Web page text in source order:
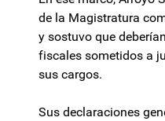
de la Magistratura
y sostuvo que
fiscales sometidos a
sus cargos.
Sus declaraciones